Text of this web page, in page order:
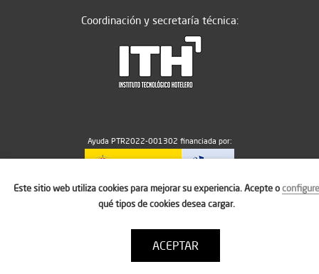
Coordinación y secretaría técnica:
Ayuda PTR2022-001302 financiada por:
MICIU/AEI/10.13039/501100011033
Política de cookies
Condiciones de uso
Este sitio web utiliza cookies para mejorar su experiencia. Acepte oconfigure
qué tipos de cookies desea cargar.
ACEPTAR